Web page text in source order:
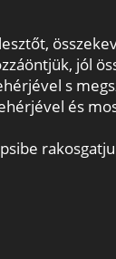
jól
s
és